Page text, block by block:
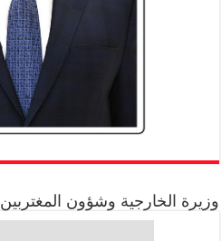
وزيرة الخارجية وشؤون المغتربين